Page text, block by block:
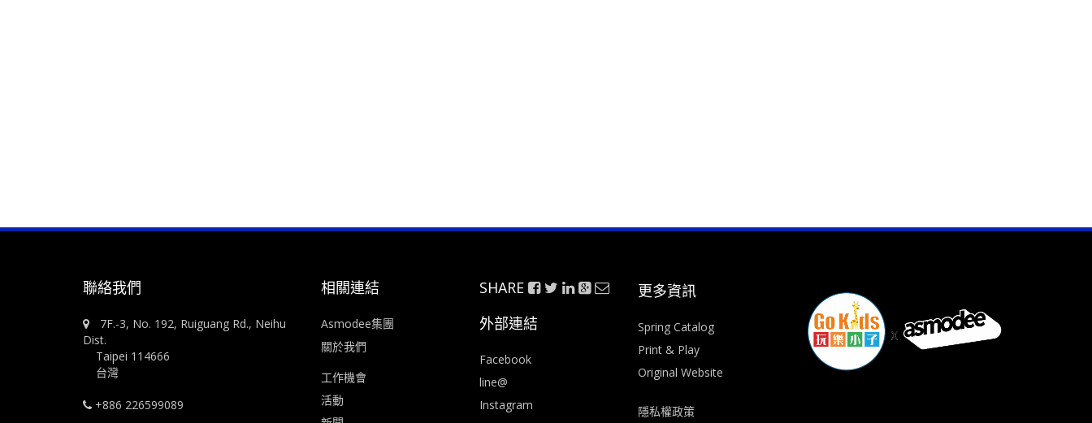
聯絡我們
7F.-3, No. 192, Ruiguang Rd., Neihu
Dist.
Taipei 114666
台灣
+886 226599089
相關連結
Asmodee集團
關於我們
工作機會
活動
SHARE
外部連結
Facebook
line@
Instagram
更多資訊
Spring Catalog
Print & Play
Original Website
隱私權政策